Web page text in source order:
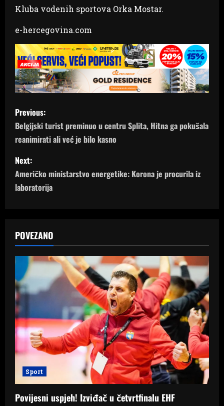
Kluba vodenih sportova Orka Mostar.
e-hercegovina.com
P
o
s
t
n
v
i
g
a
t
i
o
n
Previous:
Belgijski turist preminuo u centru Splita, Hitna ga pokušala
reanimirati ali već je bilo kasno
Next:
Američko ministarstvo energetike: Korona je procurila iz
laboratorija
POVEZANO
Sport
Povijesni uspjeh! Izviđač u četvrtfinalu EHF